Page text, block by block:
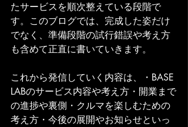
たサービスを順次整えている段階で
す。このブログでは、完成した姿だけ
でなく、準備段階の試行錯誤や考え方
も含めて正直に書いていきます。
これから発信していく内容は、・BASE
LABのサービス内容や考え方・開業まで
の進捗や裏側・クルマを楽しむための
考え方・今後の展開やお知らせといっ